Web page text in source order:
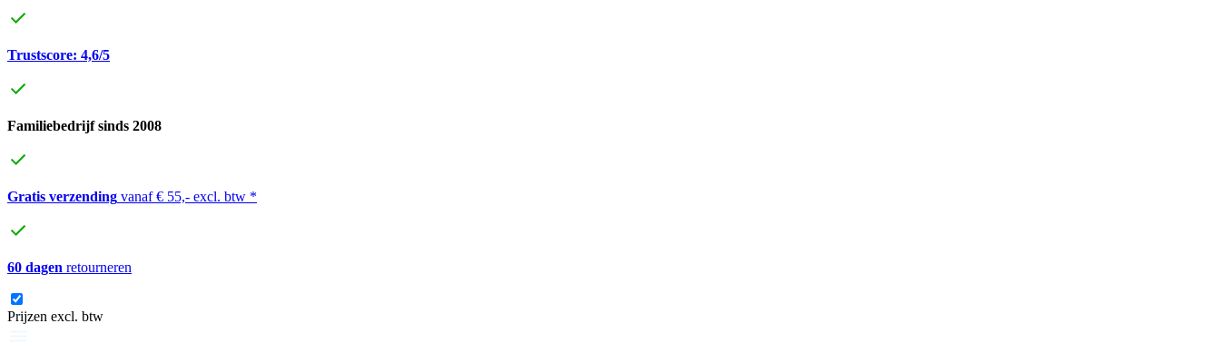
Trustscore: 4,6/5
Familiebedrijf sinds 2008
Gratis verzending vanaf € 55,- excl. btw *
60 dagen retourneren
Prijzen excl. btw